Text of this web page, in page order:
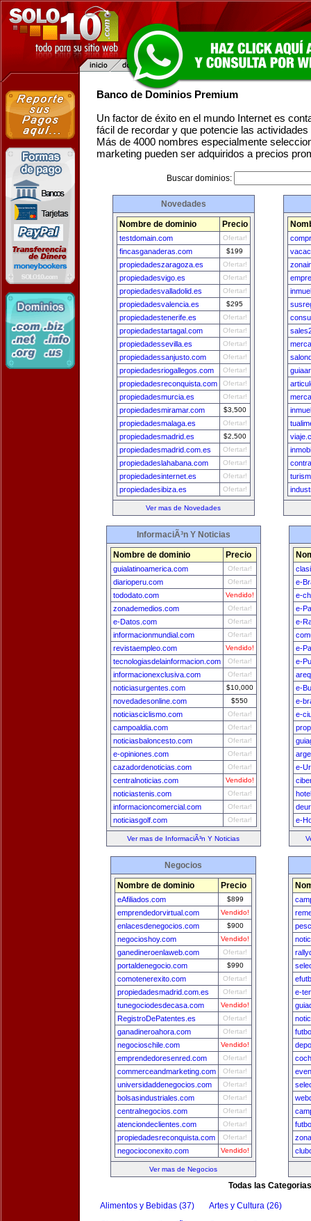
Banco de Dominios Premium
Un factor de éxito en el mundo Internet es
fácil de recordar y que potencie las
Más de 4000 nombres especialmente
marketing pueden ser adquiridos a precios
Buscar dominios:
Novedades
Nombre de dominio Precio
testdomain.com Ofertar!
fincasganaderas.com $199
propiedadeszaragoza.es Ofertar!
propiedadesvigo.es Ofertar!
propiedadesvalladolid.es Ofertar!
propiedadesvalencia.es $295
propiedadestenerife.es Ofertar!
propiedadestartagal.com Ofertar!
propiedadessevilla.es Ofertar!
propiedadessanjusto.com Ofertar!
propiedadesriogallegos.com Ofertar!
propiedadesreconquista.com Ofertar!
propiedadesmurcia.es Ofertar!
propiedadesmiramar.com $3,500
propiedadesmalaga.es Ofertar!
propiedadesmadrid.es $2,500
propiedadesmadrid.com.es Ofertar!
propiedadeslahabana.com Ofertar!
propiedadesinternet.es Ofertar!
propiedadesibiza.es Ofertar!
Ver mas de Novedades
InformaciÃ³n Y Noticias
Nombre de dominio Precio
guialatinoamerica.com Ofertar!
diarioperu.com Ofertar!
tododato.com Vendido!
zonademedios.com Ofertar!
e-Datos.com Ofertar!
informacionmundial.com Ofertar!
revistaempleo.com Vendido!
tecnologiasdelainformacion.com Ofertar!
informacionexclusiva.com Ofertar!
noticiasurgentes.com $10,000
novedadesonline.com $550
noticiasciclismo.com Ofertar!
campoaldia.com Ofertar!
noticiasbaloncesto.com Ofertar!
e-opiniones.com Ofertar!
cazadordenoticias.com Ofertar!
centralnoticias.com Vendido!
noticiastenis.com Ofertar!
informacioncomercial.com Ofertar!
noticiasgolf.com Ofertar!
Ver mas de InformaciÃ³n Y Noticias
e-
e-
e-
e-
e-
e-
e-
e-
e-
e-
e-
Negocios
Nombre de dominio Precio
eAfiliados.com $899
emprendedorvirtual.com Vendido!
enlacesdenegocios.com $900
negocioshoy.com Vendido!
ganedineroenlaweb.com Ofertar!
portaldenegocio.com $990
comotenerexito.com Ofertar!
propiedadesmadrid.com.es Ofertar!
tunegociodesdecasa.com Vendido!
RegistroDePatentes.es Ofertar!
ganadineroahora.com Ofertar!
negocioschile.com Vendido!
emprendedoresenred.com Ofertar!
commerceandmarketing.com Ofertar!
universidaddenegocios.com Ofertar!
bolsasindustriales.com Ofertar!
centralnegocios.com Ofertar!
atenciondeclientes.com Ofertar!
propiedadesreconquista.com Ofertar!
negocioconexito.com Vendido!
Ver mas de Negocios
e-
Todas las Categorias
Alimentos y Bebidas (37) Artes y Cultura (26)